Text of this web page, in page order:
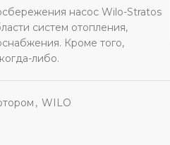
насос Wilo-Stratos
систем отопления,
Кроме того,
либо.
, WILO